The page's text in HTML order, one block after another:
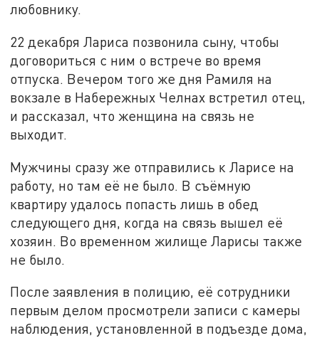
любовнику.
22 декабря Лариса позвонила сыну, чтобы
договориться с ним о встрече во время
отпуска. Вечером того же дня Рамиля на
вокзале в Набережных Челнах встретил отец,
и рассказал, что женщина на связь не
выходит.
Мужчины сразу же отправились к Ларисе на
работу, но там её не было. В съёмную
квартиру удалось попасть лишь в обед
следующего дня, когда на связь вышел её
хозяин. Во временном жилище Ларисы также
не было.
После заявления в полицию, её сотрудники
первым делом просмотрели записи с камеры
наблюдения, установленной в подъезде дома,